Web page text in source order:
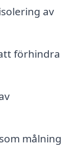
av
förhindra
målning